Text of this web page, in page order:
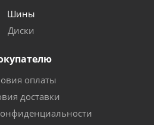
Шины
Диски
оплаты
доставки